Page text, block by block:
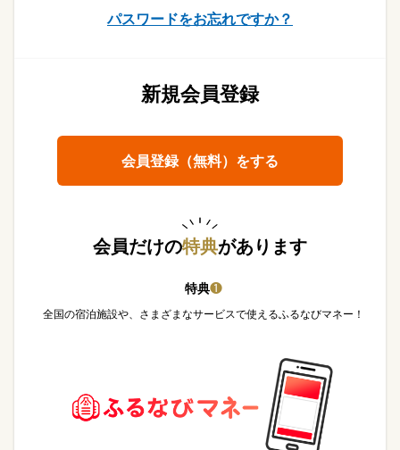
パスワードをお忘れですか？
新規会員登録
会員登録（無料）をする
会員だけの特典があります
特典❶
全国の宿泊施設や、さまざまなサービスで使えるふるなびマネー！